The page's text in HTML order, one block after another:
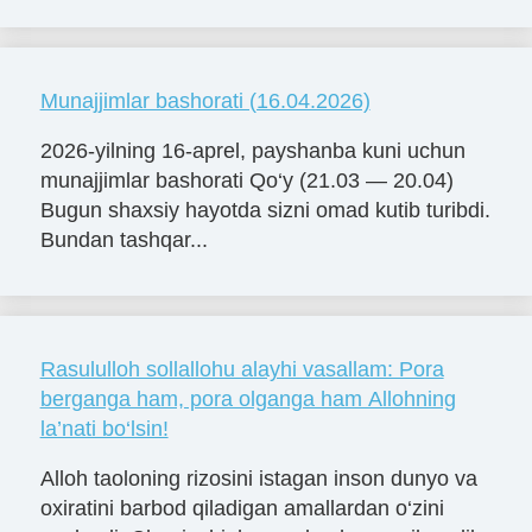
Munajjimlar bashorati (16.04.2026)
2026-yilning 16-aprel, payshanba kuni uchun
munajjimlar bashorati Qo‘y (21.03 — 20.04)
Bugun shaxsiy hayotda sizni omad kutib turibdi.
Bundan tashqar...
Rasululloh sollallohu alayhi vasallam: Pora
berganga ham, pora olganga ham Allohning
la’nati bo‘lsin!
Alloh taoloning rizosini istagan inson dunyo va
oxiratini barbod qiladigan amallardan o‘zini